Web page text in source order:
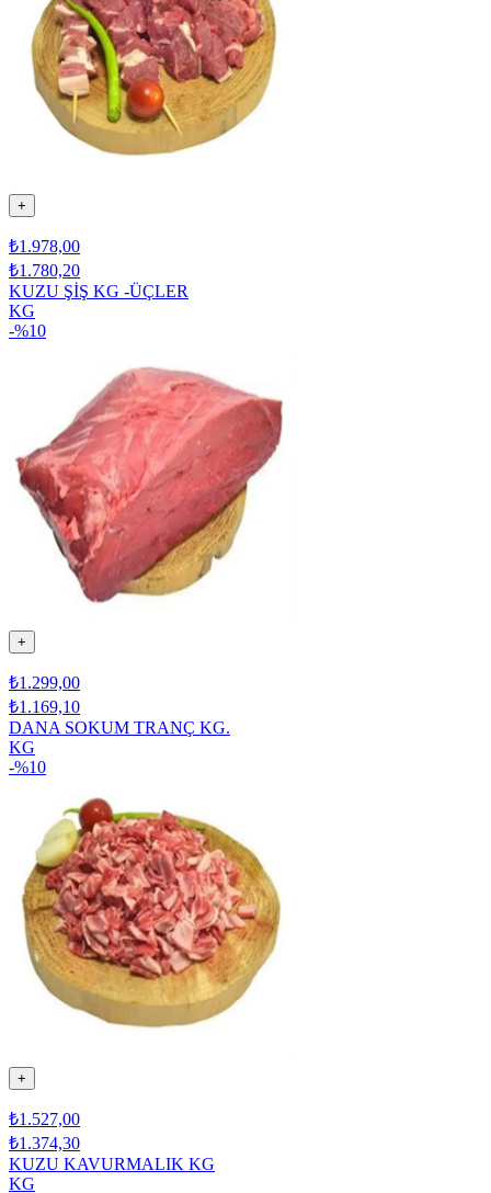
+
₺1.978,00
₺1.780,20
KUZU ŞİŞ KG -ÜÇLER
KG
-%10
+
₺1.299,00
₺1.169,10
DANA SOKUM TRANÇ KG.
KG
-%10
+
₺1.527,00
₺1.374,30
KUZU KAVURMALIK KG
KG